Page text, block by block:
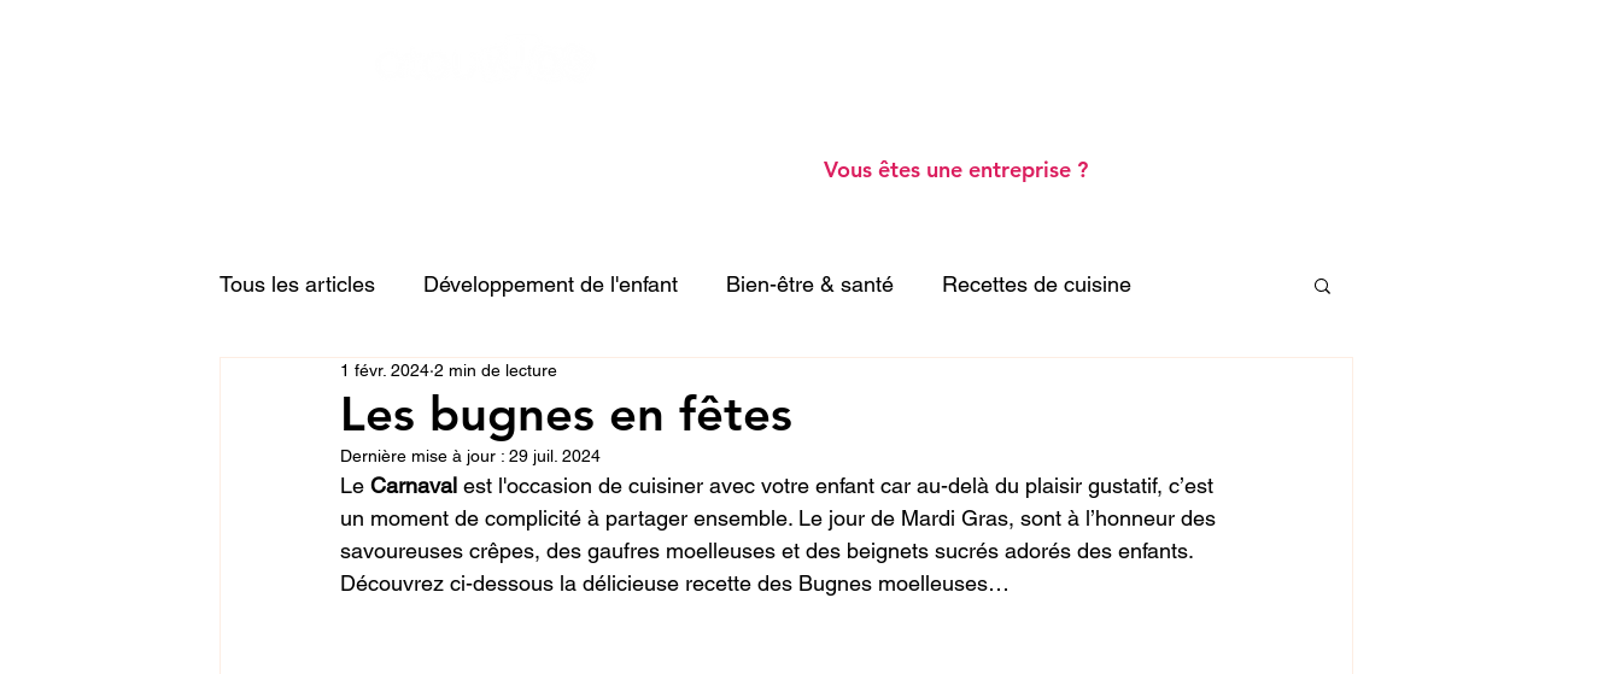
Vous êtes une entreprise ?
Tous les articles Développement de l'enfant Bien-être & santé Recettes de cuisine
Relations familiales Activités enfant
Les bugnes en fêtes
1 févr. 2024 2 min de lecture
Dernière mise à jour : 29 juil. 2024
Le Carnaval est l'occasion de cuisiner avec votre enfant car au-delà du plaisir gustatif, c’est
un moment de complicité à partager ensemble. Le jour de Mardi Gras, sont à l’honneur des
savoureuses crêpes, des gaufres moelleuses et des beignets sucrés adorés des enfants.
Découvrez ci-dessous la délicieuse recette des Bugnes moelleuses…